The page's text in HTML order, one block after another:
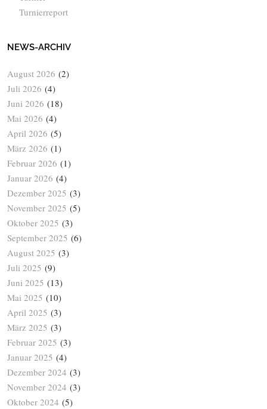
Turnierreport
NEWS-ARCHIV
August 2026 (2)
Juli 2026 (4)
Juni 2026 (18)
Mai 2026 (4)
April 2026 (5)
März 2026 (1)
Februar 2026 (1)
Januar 2026 (4)
Dezember 2025 (3)
November 2025 (5)
Oktober 2025 (3)
September 2025 (6)
August 2025 (3)
Juli 2025 (9)
Juni 2025 (13)
Mai 2025 (10)
April 2025 (3)
März 2025 (3)
Februar 2025 (3)
Januar 2025 (4)
Dezember 2024 (3)
November 2024 (3)
Oktober 2024 (5)